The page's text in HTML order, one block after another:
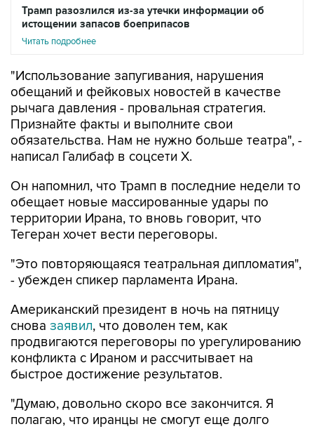
Трамп разозлился из-за утечки информации об
истощении запасов боеприпасов
Читать подробнее
"Использование запугивания, нарушения
обещаний и фейковых новостей в качестве
рычага давления - провальная стратегия.
Признайте факты и выполните свои
обязательства. Нам не нужно больше театра", -
написал Галибаф в соцсети X.
Он напомнил, что Трамп в последние недели то
обещает новые массированные удары по
территории Ирана, то вновь говорит, что
Тегеран хочет вести переговоры.
"Это повторяющаяся театральная дипломатия",
- убежден спикер парламента Ирана.
Американский президент в ночь на пятницу
снова заявил, что доволен тем, как
продвигаются переговоры по урегулированию
конфликта с Ираном и рассчитывает на
быстрое достижение результатов.
"Думаю, довольно скоро все закончится. Я
полагаю, что иранцы не смогут еще долго